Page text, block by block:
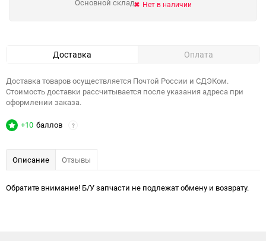
Основной склад Нет в наличии
Доставка Оплата
Доставка товаров осуществляется Почтой России и СДЭКом.
Стоимость доставки рассчитывается после указания адреса при
оформлении заказа.
+10 баллов ?
Описание Отзывы
Обратите внимание! Б/У запчасти не подлежат обмену и возврату.